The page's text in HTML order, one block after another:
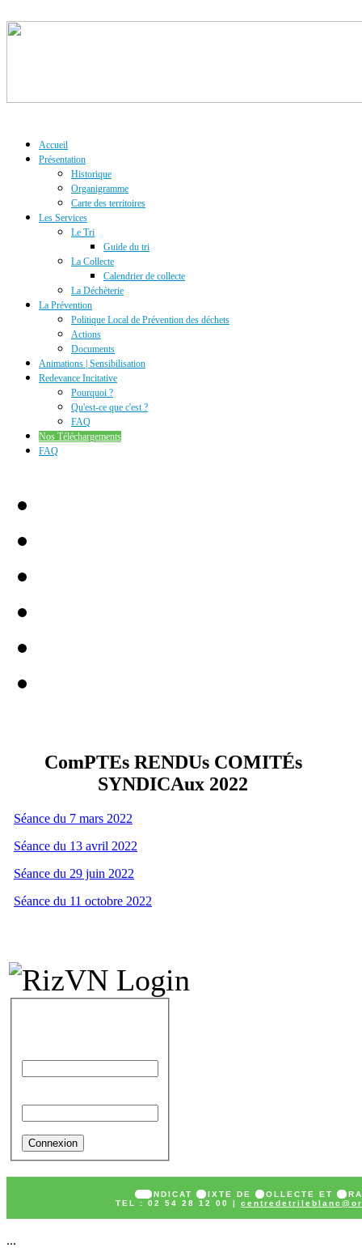
Accueil
Présentation
Historique
Organigramme
Carte des territoires
Les Services
Le Tri
Guide du tri
La Collecte
Calendrier de collecte
La Déchèterie
La Prévention
Politique Local de Prévention des déchets
Actions
Documents
Animations | Sensibilisation
Redevance Incitative
Pourquoi ?
Qu'est-ce que c'est ?
FAQ
Nos Téléchargements
FAQ
ComPTEs RENDUs COMITÉs
SYNDICAux 2022
Séance du 7 mars 2022
Séance du 13 avril 2022
Séance du 29 juin 2022
Séance du 11 octobre 2022
SY NDICAT MIXTE DE COLLECTE ET T
TEL : 02 54 28 12 00 |
...